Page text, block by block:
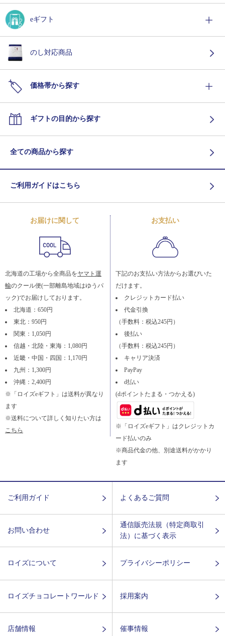
eギフト
のし対応商品
価格帯から探す
ギフトの目的から探す
全ての商品から探す
ご利用ガイドはこちら
お届けに関して
北海道の工場から全商品をヤマト運
輸のクール便(一部離島地域はゆうパ
ック)でお届けしております。
北海道：650円
東北：950円
関東：1,050円
信越・北陸・東海：1,080円
近畿・中国・四国：1,170円
九州：1,300円
沖縄：2,400円
※「ロイズeギフト」は送料が異なり
ます
※送料について詳しく知りたい方は
こちら
お支払い
下記のお支払い方法からお選びいた
だけます。
クレジットカード払い
代金引換
（手数料：税込245円）
後払い
（手数料：税込245円）
キャリア決済
PayPay
d払い
(dポイントたまる・つかえる)
※「ロイズeギフト」はクレジットカ
ード払いのみ
※商品代金の他、別途送料がかかり
ます
ご利用ガイド よくあるご質問
お問い合わせ
通信販売法規（特定商取引
法）に基づく表示
ロイズについて プライバシーポリシー
ロイズチョコレートワールド 採用案内
店舗情報 催事情報